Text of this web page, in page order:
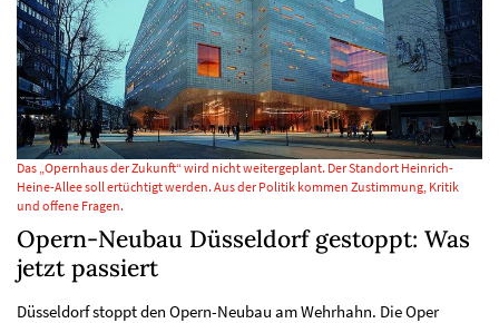
Das „Opernhaus der Zukunft“ wird nicht weitergeplant. Der Standort Heinrich-
Heine-Allee soll ertüchtigt werden. Aus der Politik kommen Zustimmung, Kritik
und offene Fragen.
Opern-Neubau Düsseldorf gestoppt: Was
jetzt passiert
Düsseldorf stoppt den Opern-Neubau am Wehrhahn. Die Oper